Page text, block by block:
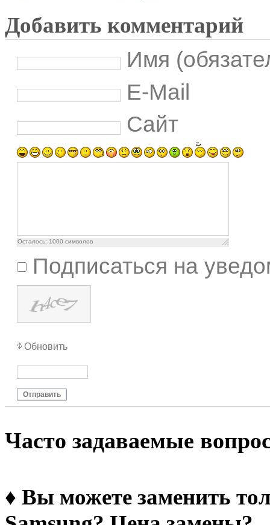
Добавить комментарий
Имя
E-Mail
Сайт
Осталось: 1000 символов
Подписаться на
Обновить
Отправить
Чacтo зaдaвaeмыe
♦ Вы можете заменить